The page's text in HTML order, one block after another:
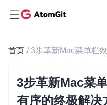
首页
3步革新Mac菜
有序的终极解决